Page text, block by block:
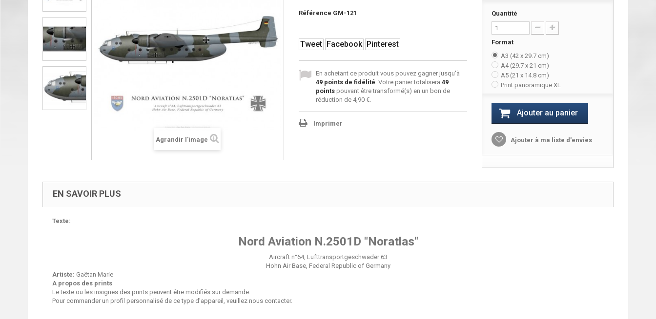
Agrandir l'image
Référence GM-121
Tweet Facebook Pinterest
En achetant ce produit vous pouvez gagner jusqu'à
49points de fidélité. Votre panier totalisera 49
pointspouvant être transformé(s) en un bon de
réduction de 4,90 €.
Imprimer
Quantité
Format
A3 (42 x 29.7 cm)
A4 (29.7 x 21 cm)
A5 (21 x 14.8 cm)
Print panoramique XL
Ajouter au panier
Ajouter à ma liste d'envies
EN SAVOIR PLUS
Texte:
Nord Aviation N.2501D "Noratlas"
Aircraft n°64, Lufttransportgeschwader 63
Hohn Air Base, Federal Republic of Germany
Artiste: Gaëtan Marie
A propos des prints
Le texte ou les insignes des prints peuvent être modifiés sur demande.
Pour commander un profil personnalisé de ce type d'appareil, veuillez nous contacter.